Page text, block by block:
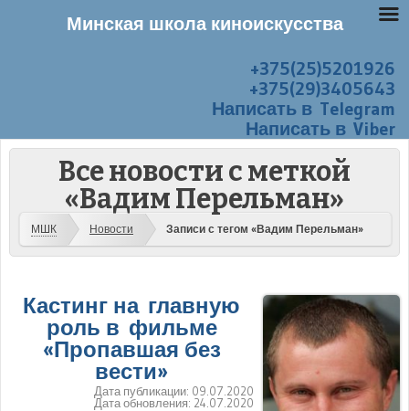
+375(25)5201926
+375(29)3405643
Написать в Telegram
Написать в Viber
Все новости с меткой
«Вадим Перельман»
МШК Новости Записи с тегом «Вадим Перельман»
Кастинг на главную
роль в фильме
«Пропавшая без
вести»
Дата публикации: 09.07.2020
Дата обновления: 24.07.2020
Минская школа киноискусства